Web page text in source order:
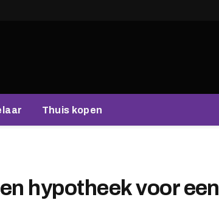
Thuis kopen
​​hypotheek voor een